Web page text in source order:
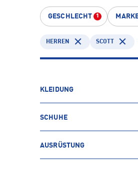
GESCHLECHT 1
HERREN SCOTT
KLEIDUNG
SCHUHE
AUSRÜSTUNG